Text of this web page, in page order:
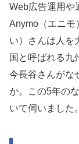
Web広告運用や
Anymo（エニモ
い）さんは人を
国と呼ばれる九
今長谷さんがな
か。この5年の
いて伺いました。